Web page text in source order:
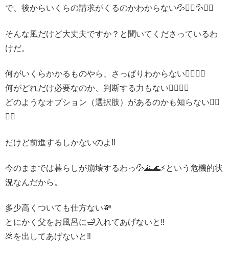
で、後からいくらの請求がくるのかわからない💦🤷‍♀️💦🤷‍♀️
そんな風だけど大丈夫ですか？と聞いてくださっているわ
けだ。
何がいくらかかるものやら、さっぱりわからない🤷‍♀️🤷‍♀️
何がどれだけ必要なのか、判断する力もない🤷‍♀️🤷‍♀️
どのようなオプション（選択肢）があるのかも知らない🤷‍♀️
🤷‍♀️
だけど前進するしかないのよ‼️
今のままでは暮らしが崩壊するわっ💦🌋🌊⚡️という危機的状
況なんだから。
多少高くついても仕方ない💸
とにかく父をお風呂に🛁入れてあげないと‼️
💩を出してあげないと‼️